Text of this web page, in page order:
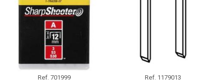
Ref. 701999 Ref. 1179013